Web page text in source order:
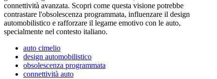
connettività avanzata. Scopri come questa visione potrebbe
contrastare l'obsolescenza programmata, influenzare il design
automobilistico e rafforzare il legame emotivo con le auto,
specialmente nel contesto italiano.
auto cimelio
design automobilistico
obsolescenza programmata
connettività auto